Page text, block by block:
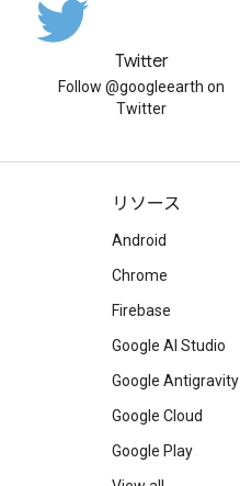
Twitter
Follow @googleearth on
Twitter
リソース
Android
Chrome
Firebase
Google AI Studio
Google Antigravity
Google Cloud
Google Play